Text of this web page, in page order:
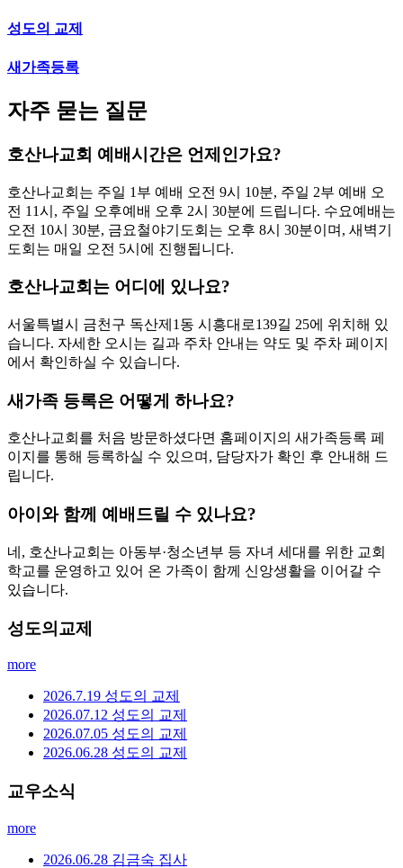
성도의 교제
새가족등록
자주 묻는 질문
호산나교회 예배시간은 언제인가요?
호산나교회는 주일 1부 예배 오전 9시 10분, 주일 2부 예배 오
전 11시, 주일 오후예배 오후 2시 30분에 드립니다. 수요예배는
오전 10시 30분, 금요철야기도회는 오후 8시 30분이며, 새벽기
도회는 매일 오전 5시에 진행됩니다.
호산나교회는 어디에 있나요?
서울특별시 금천구 독산제1동 시흥대로139길 25에 위치해 있
습니다. 자세한 오시는 길과 주차 안내는 약도 및 주차 페이지
에서 확인하실 수 있습니다.
새가족 등록은 어떻게 하나요?
호산나교회를 처음 방문하셨다면 홈페이지의 새가족등록 페
이지를 통해 등록하실 수 있으며, 담당자가 확인 후 안내해 드
립니다.
아이와 함께 예배드릴 수 있나요?
네, 호산나교회는 아동부·청소년부 등 자녀 세대를 위한 교회
학교를 운영하고 있어 온 가족이 함께 신앙생활을 이어갈 수
있습니다.
성도의교제
more
2026.7.19 성도의 교제
2026.07.12 성도의 교제
2026.07.05 성도의 교제
2026.06.28 성도의 교제
교우소식
more
2026.06.28 김금숙 집사